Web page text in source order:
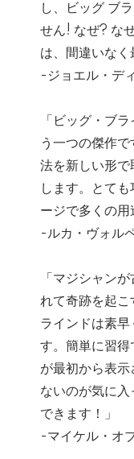
し、ビッグ ブ
せん! なぜ? な
は、間違いなく
-ジョエル・デ
「ビッグ・ブ
う一つの傑作
法を新しい形で
します。とて
ージで多くの用
-ルカ・ヴォル
「マジシャン
れて奇跡を起
ラインドは素
す。簡単に習
が最初から表
ないのが気に
できます！」
-マイケル・オ